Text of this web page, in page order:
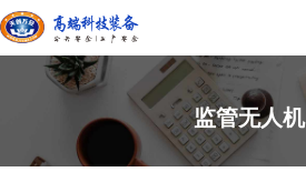
监管无人机